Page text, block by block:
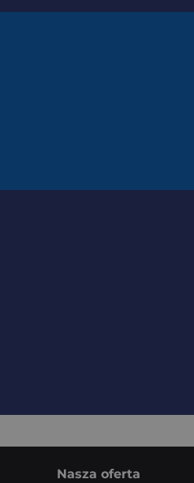
Nasza oferta